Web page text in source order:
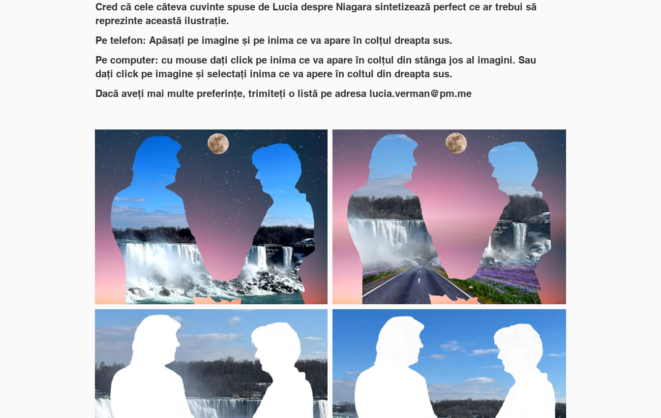
Cred că cele câteva cuvinte spuse de Lucia despre Niagara sintetizează perfect ce ar trebui să
reprezinte această ilustrație.
Pe telefon: Apăsați pe imagine și pe inima ce va apare în colțul dreapta sus.
Pe computer: cu mouse dați click pe inima ce va apare în colțul din stânga jos al imagini. Sau
dați click pe imagine și selectați inima ce va apere în coltul din dreapta sus.
Dacă aveți mai multe preferințe, trimiteți o listă pe adresa lucia.verman@pm.me